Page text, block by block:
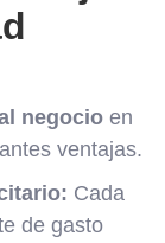
negocio en
ventajas.
Cada
de gasto